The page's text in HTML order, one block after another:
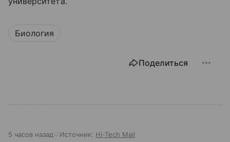
Биология
Поделиться
5 часов назад Источник: Hi-Tech Mail